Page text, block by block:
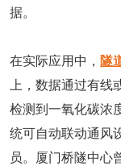
据。
在实际应用中， 隧
上，数据通过有
检测到一氧化碳浓
统可自动联动通风
员。厦门桥隧中心